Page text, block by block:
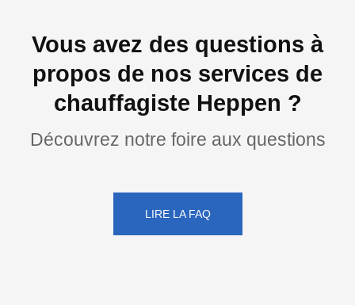
Vous avez des questions à
propos de nos services de
chauffagiste Heppen ?
Découvrez notre foire aux questions
LIRE LA FAQ